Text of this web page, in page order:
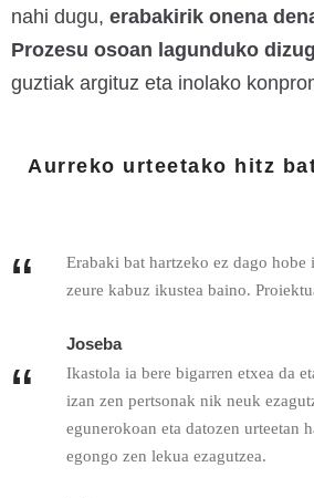
nahi dugu, erabakirik onena
Prozesu osoan lagunduko
guztiak argituz eta inolako
Aurreko urteetako hitz
“
Erabaki bat hartzeko ez dago hobe
zeure kabuz ikustea baino.
Joseba
“
Ikastola ia bere bigarren etxea da
izan zen pertsonak nik neuk
egunerokoan eta datozen urteetan
egongo zen lekua ezagutzea.